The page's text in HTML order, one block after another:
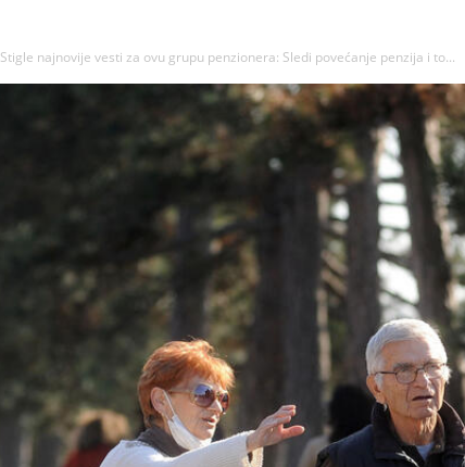
Stigle najnovije vesti za ovu grupu penzionera: Sledi povećanje penzija i to...